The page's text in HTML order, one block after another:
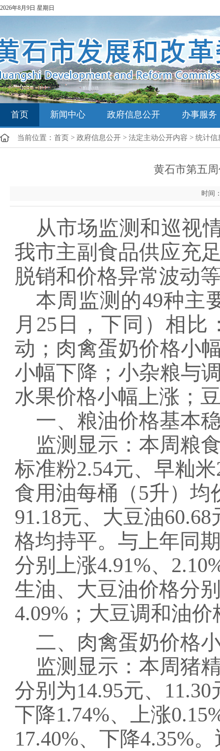
2026年8月9日 星期日
首页 新闻中心 政府信息公开 办事服务
当前位置： 首页 > 政府信息公开 > 法定主动公开内容 > 统计信
黄石市第五
时间：
从市场监测和巡视
我市主副食品供应充
脱销和价格异常波动
本周监测的49种主
月25日
，下同）相
动；肉禽蛋奶价格小
小幅下降；小杂粮与
水果价格小幅上涨；
一、粮油价格基本
监测显示：本周粮
标准粉2.54元、早籼
食用油每桶（5升）均
91.18元、大豆油
格均持平。 与上年同
分别上涨4.91%、
生油、大豆油价格分
4.09%； 大豆调和油价
二、 肉禽蛋奶价格
监测显示：本周猪
分别为14.95元、 11.30
下降1.74%、上涨
17.40%、 下降4.35%